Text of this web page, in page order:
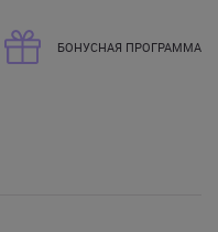
БОНУСНАЯ ПРОГРАММА